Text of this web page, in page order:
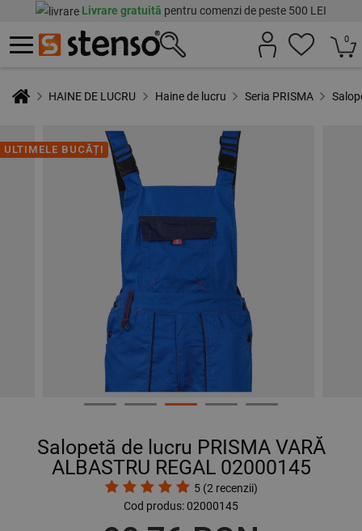
Livrare gratuită pentru comenzi de peste 500 LEI
0
HAINE DE LUCRU Haine de lucru Seria PRISMA
ULTIMELE BUCĂȚI
Salopetă de lucru PRISMA VARĂ
ALBASTRU REGAL 02000145
5 (2 recenzii)
Cod produs:02000145